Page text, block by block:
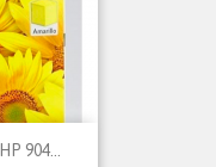
904...